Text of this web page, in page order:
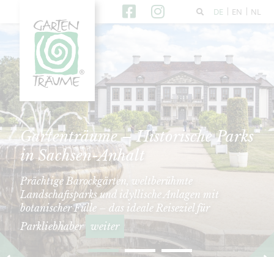
DE EN NL
Gartenträume – Historische Parks
in Sachsen-Anhalt
Prächtige Barockgärten, weltberühmte
Landschaftsparks und idyllische Anlagen mit
botanischer Fülle – das ideale Reiseziel für
Parkliebhaber weiter